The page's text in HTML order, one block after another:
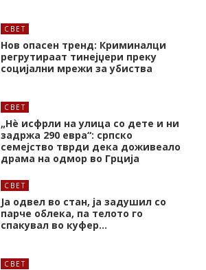
СВЕТ
Нов опасен тренд: Криминалци
регрутираат тинејџери преку
социјални мрежи за убиства
СВЕТ
„Нѐ исфрли на улица со дете и ни
задржа 290 евра“: српско
семејство тврди дека доживеало
драма на одмор во Грција
СВЕТ
Ја одвел во стан, ја задушил со
парче облека, па телото го
спакувал во куфер…
СВЕТ